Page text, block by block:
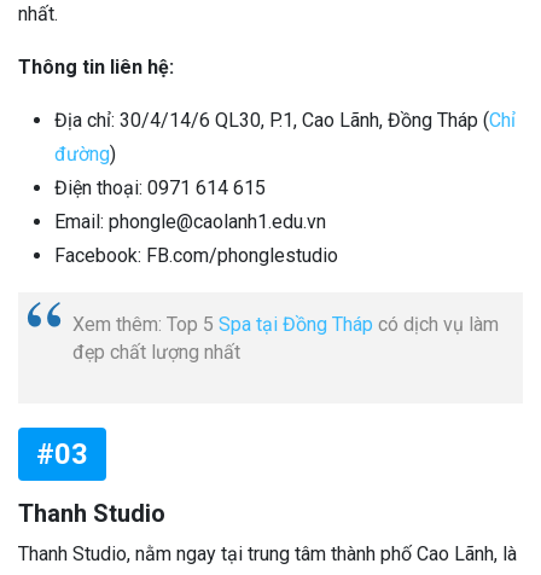
nhất.
Thông tin liên hệ:
Địa chỉ: 30/4/14/6 QL30, P.1, Cao Lãnh, Đồng Tháp (Chỉ
đường)
Điện thoại: 0971 614 615
Email: phongle@caolanh1.edu.vn
Facebook: FB.com/phonglestudio
Xem thêm: Top 5 Spa tại Đồng Tháp có dịch vụ làm
đẹp chất lượng nhất
#03
Thanh Studio
Thanh Studio, nằm ngay tại trung tâm thành phố Cao Lãnh, là